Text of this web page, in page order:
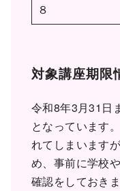
８
対象講座期限
令和8年3月31日
となっています
れてしまいます
め、事前に学校
確認をしておきま